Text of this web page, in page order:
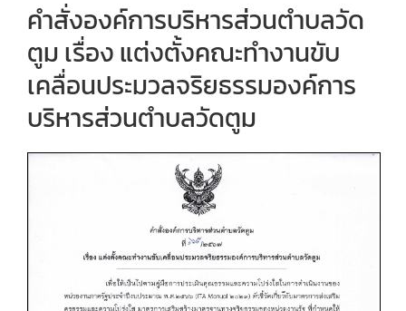
คำสั่งองค์การบริหารส่วนตำบลวัด
ตูม เรื่อง แต่งตั้งคณะทำงานขับ
เคลื่อนประมวลจริยธรรมองค์การ
บริหารส่วนตำบลวัดตูม